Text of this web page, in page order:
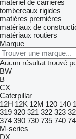
matériel de carrières
tombereaux rigides
matières premières
matériaux de
matériaux routiers
Marque
Aucun résultat trouvé
BW
B
CX
Caterpillar
12H 12K 12M 120 140
319 320 321 322 323
374 390 730 735 740
M-series
DX